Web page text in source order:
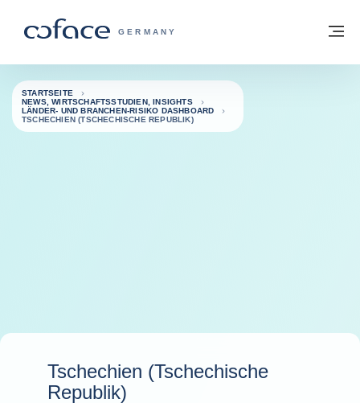
COFACE FOR TRADE - WEBSEITE DER
GERMANY
Zurück zur Startseite
STARTSEITE
NEWS, WIRTSCHAFTSSTUDIEN, INSIGHTS
LÄNDER- UND BRANCHEN-RISIKO DASHBOARD
TSCHECHIEN (TSCHECHISCHE REPUBLIK)
Tschechien (Tschechische
Republik)